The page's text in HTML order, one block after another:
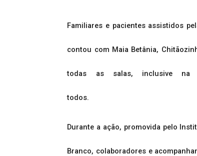
Familiares e pacientes assistidos
contou com Maia Betânia,
todas as salas, inclusive na
todos.
Durante a ação, promovida pelo
Branco, colaboradores e